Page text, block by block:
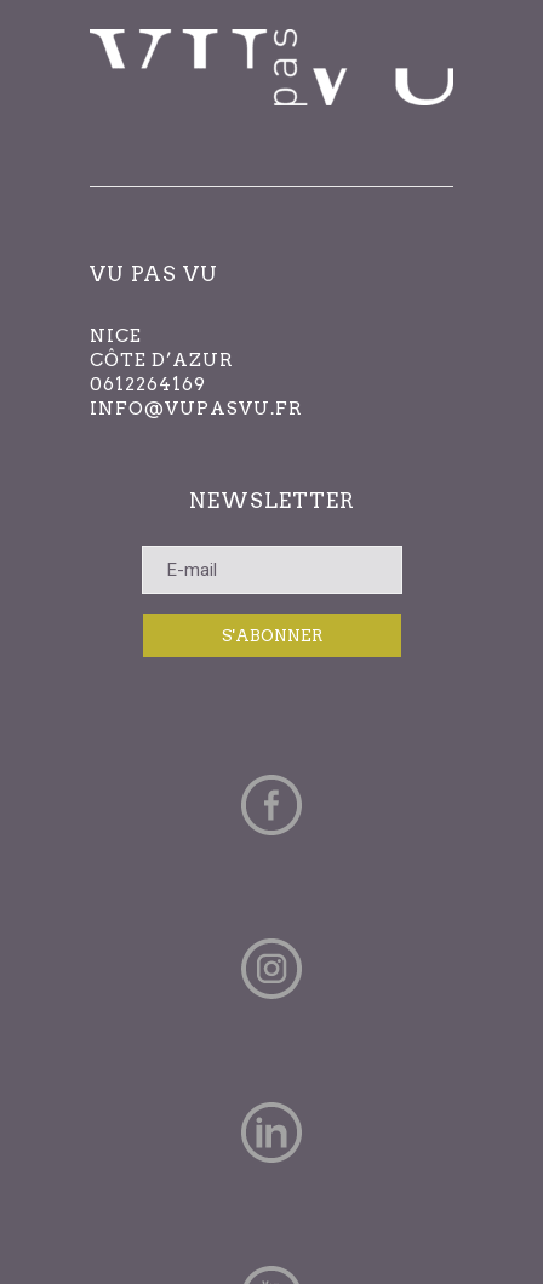
VU PAS VU
NICE
CÔTE D’AZUR
0612264169
INFO@VUPASVU.FR
NEWSLETTER
S'ABONNER